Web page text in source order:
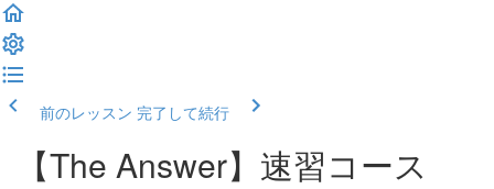
前のレッスン 完了して続行
【The Answer】速習コース